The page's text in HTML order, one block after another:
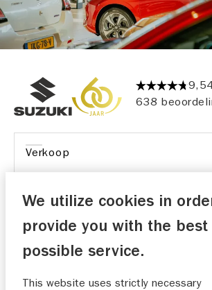
638
Verkoop
Onderhoud
Goed
We utilize cookies in
provide you with the best
possible service.
This website uses strictly necessary